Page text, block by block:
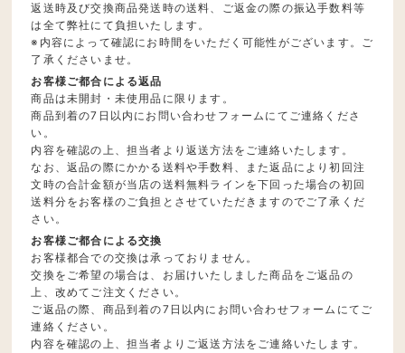
返送時及び交換商品発送時の送料、ご返金の際の振込手数料等
は全て弊社にて負担いたします。
※内容によって確認にお時間をいただく可能性がございます。ご
了承くださいませ。
お客様ご都合による返品
商品は未開封・未使用品に限ります。
商品到着の7日以内にお問い合わせフォームにてご連絡くださ
い。
内容を確認の上、担当者より返送方法をご連絡いたします。
なお、返品の際にかかる送料や手数料、また返品により初回注
文時の合計金額が当店の送料無料ラインを下回った場合の初回
送料分をお客様のご負担とさせていただきますのでご了承くだ
さい。
お客様ご都合による交換
お客様都合での交換は承っておりません。
交換をご希望の場合は、お届けいたしました商品をご返品の
上、改めてご注文ください。
ご返品の際、商品到着の7日以内にお問い合わせフォームにてご
連絡ください。
内容を確認の上、担当者よりご返送方法をご連絡いたします。